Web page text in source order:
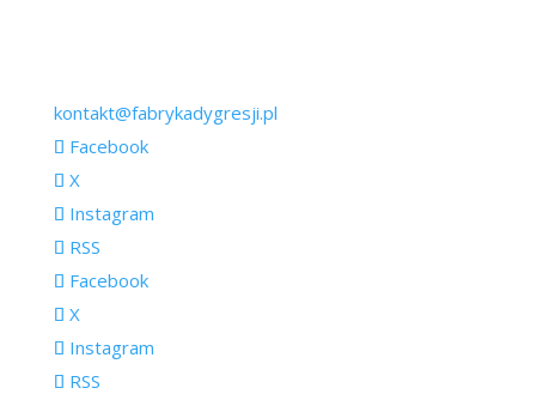
kontakt@fabrykadygresji.pl
Facebook
X
Instagram
RSS
Facebook
X
Instagram
RSS